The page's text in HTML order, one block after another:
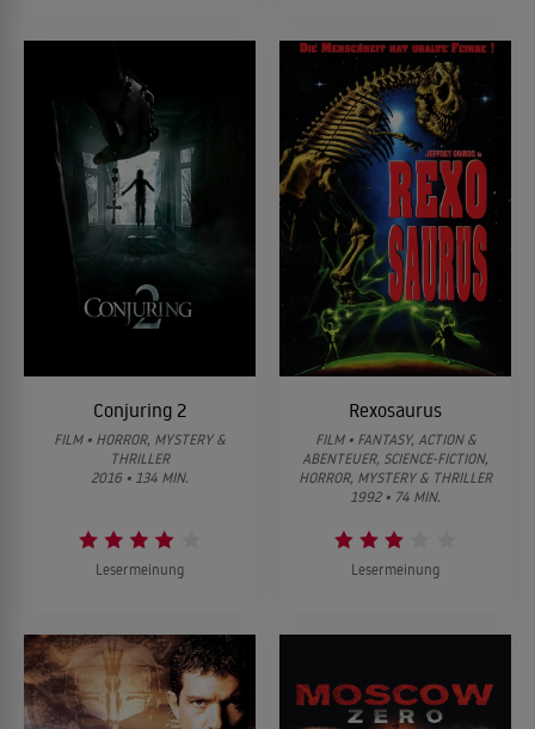
Conjuring 2
FILM • HORROR, MYSTERY &
THRILLER
2016 • 134 MIN.
Lesermeinung
Rexosaurus
FILM • FANTASY, ACTION &
ABENTEUER, SCIENCE-FICTION,
HORROR, MYSTERY & THRILLER
1992 • 74 MIN.
Lesermeinung